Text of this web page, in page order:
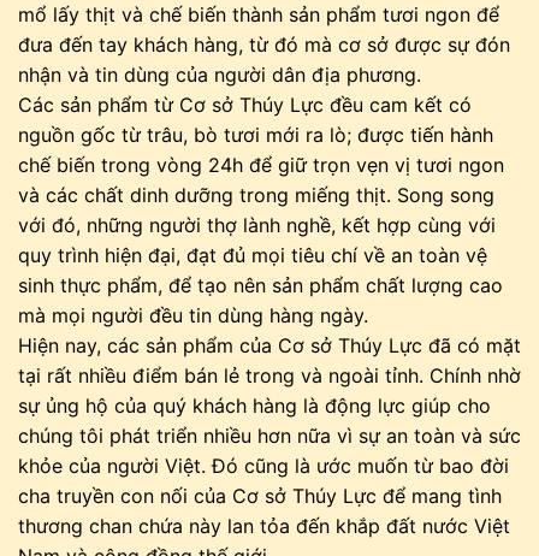
mổ lấy thịt và chế biến thành sản phẩm tươi ngon để
đưa đến tay khách hàng, từ đó mà cơ sở được sự đón
nhận và tin dùng của người dân địa phương.
Các sản phẩm từ Cơ sở Thúy Lực đều cam kết có
nguồn gốc từ trâu, bò tươi mới ra lò; được tiến hành
chế biến trong vòng 24h để giữ trọn vẹn vị tươi ngon
và các chất dinh dưỡng trong miếng thịt. Song song
với đó, những người thợ lành nghề, kết hợp cùng với
quy trình hiện đại, đạt đủ mọi tiêu chí về an toàn vệ
sinh thực phẩm, để tạo nên sản phẩm chất lượng cao
mà mọi người đều tin dùng hàng ngày.
Hiện nay, các sản phẩm của Cơ sở Thúy Lực đã có mặt
tại rất nhiều điểm bán lẻ trong và ngoài tỉnh. Chính nhờ
sự ủng hộ của quý khách hàng là động lực giúp cho
chúng tôi phát triển nhiều hơn nữa vì sự an toàn và sức
khỏe của người Việt. Đó cũng là ước muốn từ bao đời
cha truyền con nối của Cơ sở Thúy Lực để mang tình
thương chan chứa này lan tỏa đến khắp đất nước Việt